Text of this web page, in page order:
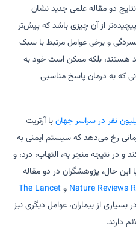
دو مقاله علمی جدید نشان
از آن چیزی باشد که پیش‌تر
و برخی عوامل مرتبط با سبک
هستند، بلکه ممکن است خود به
که به درمان پاسخ مناسبی
با آرتریت
زمانی رخ می‌دهد که سیستم ایمنی به
در نتیجه منجر به، التهاب، درد، و
حال، پژوهشگران در دو مقاله
Nature Reviews وThe Lancet
بسیاری از بیماران، عوامل دیگری نیز
دارند.